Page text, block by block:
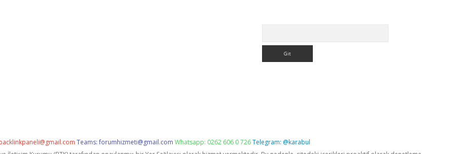
Teams:forumhizmeti@gmail.com Whatsapp: 0262 606 0 726Telegram: @karabul